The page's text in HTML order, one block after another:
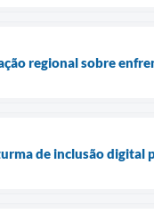
regional sobre
de inclusão digital